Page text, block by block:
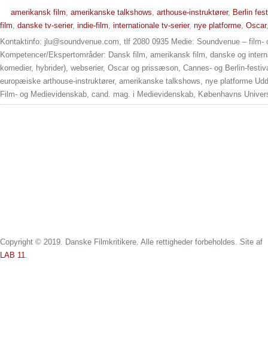
amerikansk film, amerikanske talkshows, arthouse-instruktører, Berlin
film, danske tv-serier, indie-film, internationale tv-serier, nye platforme, Oscar
Kontaktinfo: jlu@soundvenue.com, tlf 2080 0935 Medie: Soundvenue – film-
Kompetencer/Ekspertområder: Dansk film, amerikansk film, danske og
komedier, hybrider), webserier, Oscar og prissæson, Cannes- og Berlin-
europæiske arthouse-instruktører, amerikanske talkshows, nye platforme
Film- og Medievidenskab, cand. mag. i Medievidenskab, Københavns
Copyright © 2019. Danske Filmkritikere. Alle rettigheder forbeholdes. Site af
LAB 11